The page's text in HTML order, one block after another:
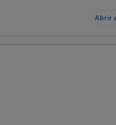
Abrir